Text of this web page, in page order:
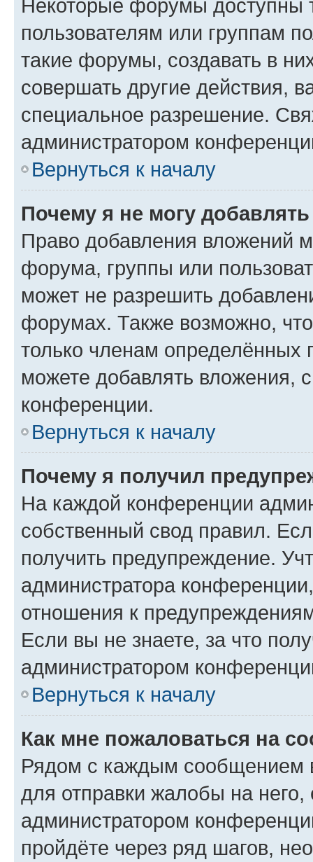
Некоторые форумы доступны
пользователям или группам
такие форумы, создавать в
совершать другие действия,
специальное разрешение.
администратором
Вернуться к началу
Почему я не могу
Право добавления вложений
форума, группы или
может не разрешить
форумах. Также возможно,
только членам определённых
можете добавлять вложения,
конференции.
Вернуться к началу
Почему я получил
На каждой конференции
собственный свод правил.
получить предупреждение.
администратора
отношения к
Если вы не знаете, за что
администратором
Вернуться к началу
Как мне пожаловаться на
Рядом с каждым сообщением
для отправки жалобы на
администратором
пройдёте через ряд шагов,